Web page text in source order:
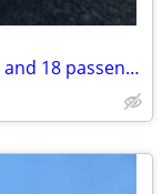
#2196 2015 Ford f-450 Bus with ramps and 18 passenger ($13,999)